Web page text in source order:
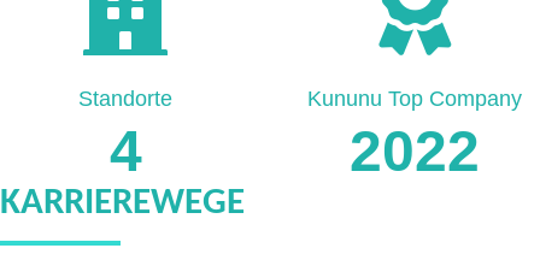
4
Standorte
2022
Kununu Top Company
KARRIEREWEGE